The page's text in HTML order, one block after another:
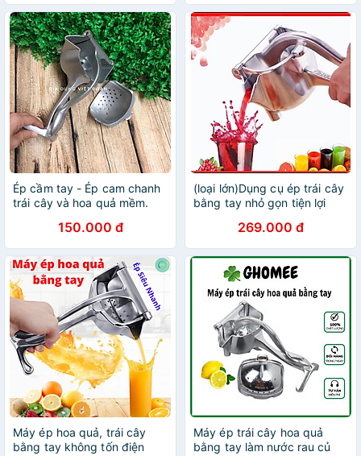
Ép cầm tay - Ép cam chanh
trái cây và hoa quả mềm.
phù hợp cho gia đình quán
nước Bar nhà hàng
150.000 đ
(loại lớn)Dụng cụ ép trái cây
bằng tay nhỏ gọn tiện lợi
269.000 đ
Máy ép hoa quả, trái cây
bằng tay không tốn điện
Máy ép trái cây hoa quả
bằng tay làm nước rau củ